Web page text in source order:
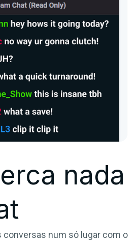
nada
conversas num só lugar com o